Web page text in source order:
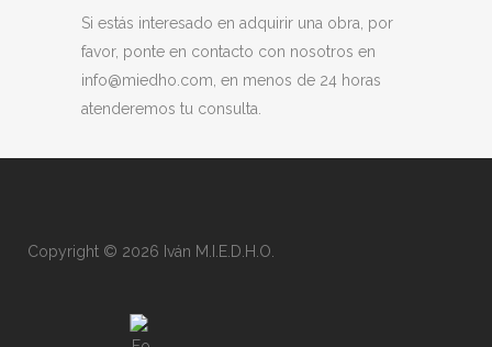
Si estás interesado en adquirir una obra, por
favor, ponte en contacto con nosotros en
info@miedho.com, en menos de 24 horas
atenderemos tu consulta.
Copyright © 2026 Iván M.I.E.D.H.O.